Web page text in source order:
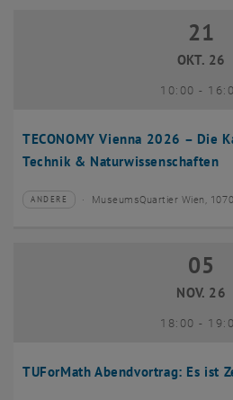
TECONOMY Vienna 2026 – Die
Technik & Naturwissenschaften
21 Oktober
21
OKT. 26
10:00- bis
Veranstaltungstyp:
ANDERE
Veranstaltungsort:MuseumsQuartier Wien,
TUForMath Abendvortrag: Es ist
05 November
05
NOV. 26
18:00- bis